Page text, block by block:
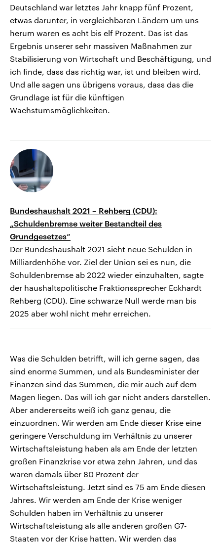
Deutschland war letztes Jahr knapp fünf Prozent,
etwas darunter, in vergleichbaren Ländern um uns
herum waren es acht bis elf Prozent. Das ist das
Ergebnis unserer sehr massiven Maßnahmen zur
Stabilisierung von Wirtschaft und Beschäftigung, und
ich finde, dass das richtig war, ist und bleiben wird.
Und alle sagen uns übrigens voraus, dass das die
Grundlage ist für die künftigen
Wachstumsmöglichkeiten.
Bundeshaushalt 2021 – Rehberg (CDU):
„Schuldenbremse weiter Bestandteil des
Grundgesetzes“
Der Bundeshaushalt 2021 sieht neue Schulden in
Milliardenhöhe vor. Ziel der Union sei es nun, die
Schuldenbremse ab 2022 wieder einzuhalten, sagte
der haushaltspolitische Fraktionssprecher Eckhardt
Rehberg (CDU). Eine schwarze Null werde man bis
2025 aber wohl nicht mehr erreichen.
Was die Schulden betrifft, will ich gerne sagen, das
sind enorme Summen, und als Bundesminister der
Finanzen sind das Summen, die mir auch auf dem
Magen liegen. Das will ich gar nicht anders darstellen.
Aber andererseits weiß ich ganz genau, die
einzuordnen. Wir werden am Ende dieser Krise eine
geringere Verschuldung im Verhältnis zu unserer
Wirtschaftsleistung haben als am Ende der letzten
großen Finanzkrise vor etwa zehn Jahren, und das
waren damals über 80 Prozent der
Wirtschaftsleistung. Jetzt sind es 75 am Ende diesen
Jahres. Wir werden am Ende der Krise weniger
Schulden haben im Verhältnis zu unserer
Wirtschaftsleistung als alle anderen großen G7-
Staaten vor der Krise hatten. Wir werden das